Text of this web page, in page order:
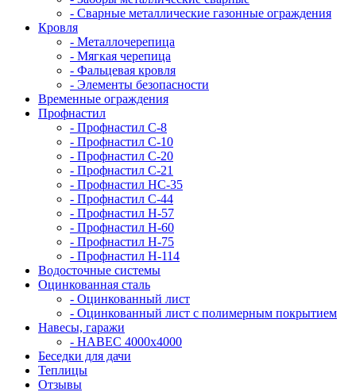
- Сварные металлические газонные ограждения
Кровля
- Металлочерепица
- Мягкая черепица
- Фальцевая кровля
- Элементы безопасности
Временные ограждения
Профнастил
- Профнастил С-8
- Профнастил С-10
- Профнастил С-20
- Профнастил С-21
- Профнастил НС-35
- Профнастил С-44
- Профнастил Н-57
- Профнастил Н-60
- Профнастил Н-75
- Профнастил Н-114
Водосточные системы
Оцинкованная сталь
- Оцинкованный лист
- Оцинкованный лист с полимерным покрытием
Навесы, гаражи
- НАВЕС 4000х4000
Беседки для дачи
Теплицы
Отзывы